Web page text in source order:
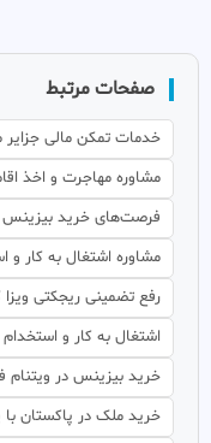
صفحات مرتبط
خدمات تمکن مالی جزایر
مشاوره مهاجرت و اخذ
فرصت‌های خرید
مشاوره اشتغال به کار و
رفع تضمینی ریجکتی
اشتغال به کار و
خرید بیزینس در ویتنام
خرید ملک در پاکستان